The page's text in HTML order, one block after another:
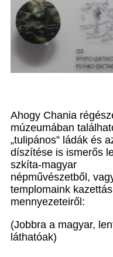
Ahogy Chania
múzeumában
„tulipános” ládák és
díszítése is ismerős
szkíta-magyar
népművészetből,
templomaink kazettás
mennyezeteiről:
(Jobbra a magyar,
láthatóak)